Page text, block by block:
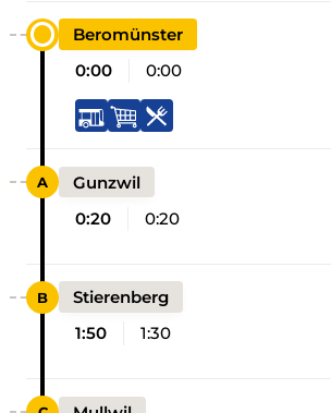
Beromünster
0:00
0:00
Gunzwil
0:20
0:20
Stierenberg
1:50
1:30